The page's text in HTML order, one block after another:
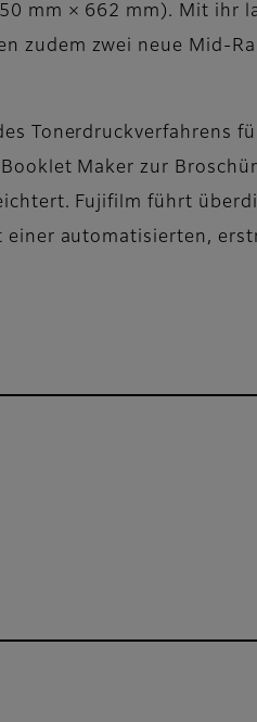
mm × 662 mm). Mit ihr
zudem zwei neue Mid-
Tonerdruckverfahrens
Maker zur
Fujifilm führt
einer automatisierten,